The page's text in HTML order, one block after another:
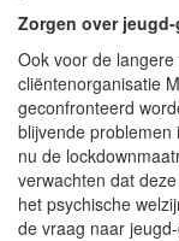
Zorgen over
Ook voor de
cliëntenorganisatie
geconfronteerd
blijvende
nu de
verwachten dat
het psychische
de vraag naar